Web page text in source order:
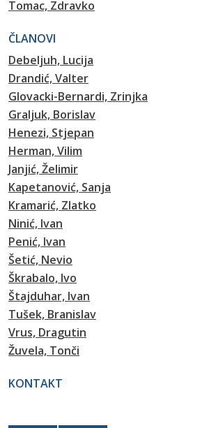
Tomac, Zdravko
ČLANOVI
Debeljuh, Lucija
Drandić, Valter
Glovacki-Bernardi, Zrinjka
Graljuk, Borislav
Henezi, Stjepan
Herman, Vilim
Janjić, Želimir
Kapetanović, Sanja
Kramarić, Zlatko
Ninić, Ivan
Penić, Ivan
Šetić, Nevio
Škrabalo, Ivo
Štajduhar, Ivan
Tušek, Branislav
Vrus, Dragutin
Žuvela, Tonči
KONTAKT